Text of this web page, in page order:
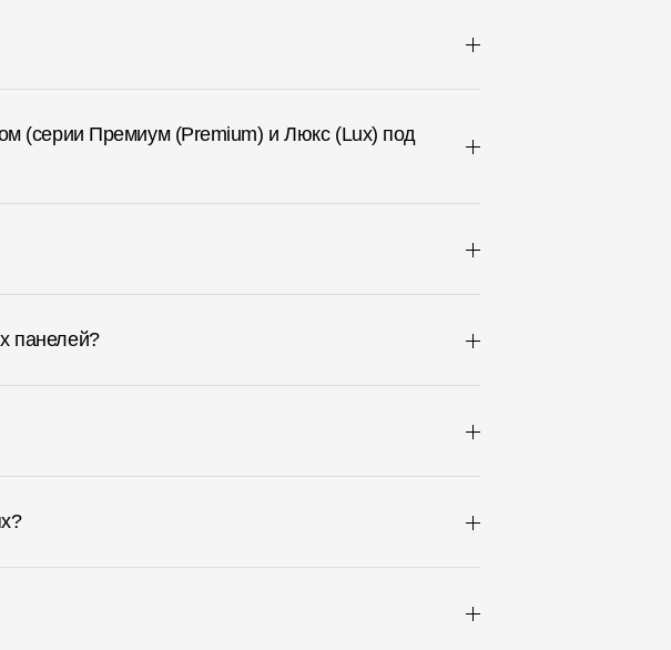
(серии Премиум (Premium) и Люкс (Lux) под
панелей?